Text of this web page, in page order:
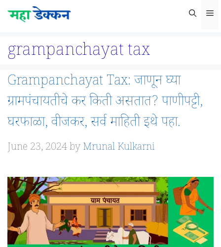
Skip
grampanchayat tax
Grampanchayat Tax: जाणून घ्या
ग्रामपंचायतीचे कर किती असतात? पाणीपट्टी,
घरफाळा, वीजकर, सर्व माहिती इथे पहा.
June 23, 2024byMrunal Kulkarni